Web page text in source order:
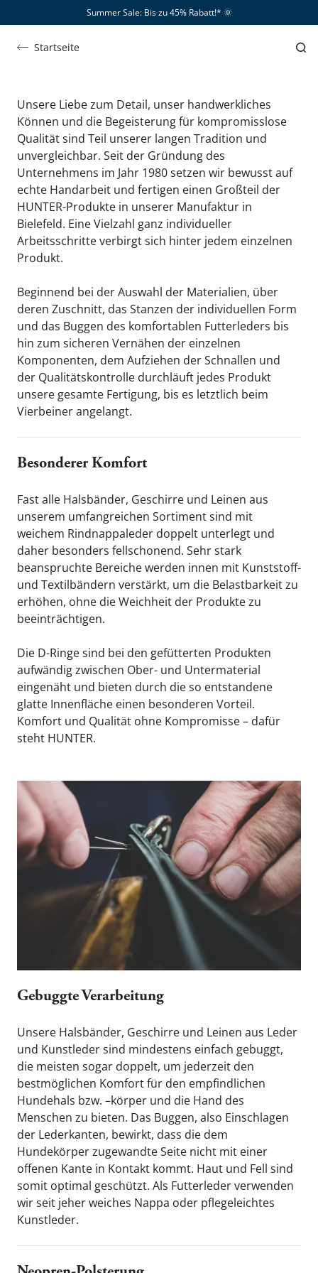
Summer Sale: Bis zu 45% Rabatt!*​ 🌞
Startseite
und Manufaktur
Unsere Liebe zum Detail, unser handwerkliches
Können und die Begeisterung für kompromisslose
Qualität sind Teil unserer langen Tradition und
unvergleichbar. Seit der Gründung des
Unternehmens im Jahr 1980 setzen wir bewusst auf
echte Handarbeit und fertigen einen Großteil der
HUNTER-Produkte in unserer Manufaktur in
Bielefeld. Eine Vielzahl ganz individueller
Arbeitsschritte verbirgt sich hinter jedem einzelnen
Produkt.
Beginnend bei der Auswahl der Materialien, über
deren Zuschnitt, das Stanzen der individuellen Form
und das Buggen des komfortablen Futterleders bis
hin zum sicheren Vernähen der einzelnen
Komponenten, dem Aufziehen der Schnallen und
der Qualitätskontrolle durchläuft jedes Produkt
unsere gesamte Fertigung, bis es letztlich beim
Vierbeiner angelangt.
Besonderer Komfort
Fast alle Halsbänder, Geschirre und Leinen aus
unserem umfangreichen Sortiment sind mit
weichem Rindnappaleder doppelt unterlegt und
daher besonders fellschonend. Sehr stark
beanspruchte Bereiche werden innen mit Kunststoff-
und Textilbändern verstärkt, um die Belastbarkeit zu
erhöhen, ohne die Weichheit der Produkte zu
beeinträchtigen.
Die D-Ringe sind bei den gefütterten Produkten
aufwändig zwischen Ober- und Untermaterial
eingenäht und bieten durch die so entstandene
glatte Innenfläche einen besonderen Vorteil.
Komfort und Qualität ohne Kompromisse – dafür
steht HUNTER.
Gebuggte Verarbeitung
Unsere Halsbänder, Geschirre und Leinen aus Leder
und Kunstleder sind mindestens einfach gebuggt,
die meisten sogar doppelt, um jederzeit den
bestmöglichen Komfort für den empfindlichen
Hundehals bzw. –körper und die Hand des
Menschen zu bieten. Das Buggen, also Einschlagen
der Lederkanten, bewirkt, dass die dem
Hundekörper zugewandte Seite nicht mit einer
offenen Kante in Kontakt kommt. Haut und Fell sind
somit optimal geschützt. Als Futterleder verwenden
wir seit jeher weiches Nappa oder pflegeleichtes
Kunstleder.